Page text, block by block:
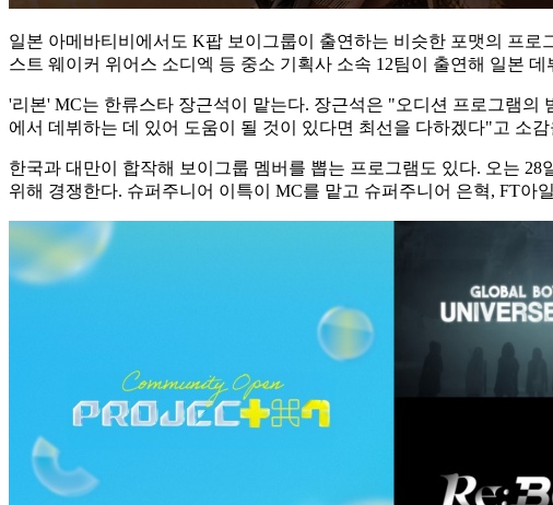
일본 아메바티비에서도 K팝 보이그룹이 출연하는 비슷한 포맷의 프
스트 웨이커 위어스 소디엑 등 중소 기획사 소속 12팀이 출연해 일본
'리본' MC는 한류스타 장근석이 맡는다. 장근석은 "오디션 프로그램
에서 데뷔하는 데 있어 도움이 될 것이 있다면 최선을 다하겠다"고 소
한국과 대만이 합작해 보이그룹 멤버를 뽑는 프로그램도 있다. 오는
위해 경쟁한다. 슈퍼주니어 이특이 MC를 맡고 슈퍼주니어 은혁, FT